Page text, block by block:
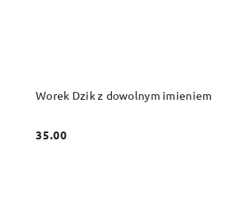
Worek Dzik z dowolnym imieniem
Cena:
35.00
DO KOSZYKA